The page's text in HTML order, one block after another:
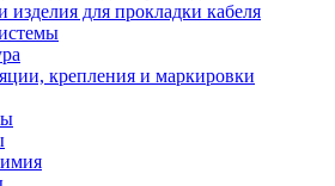
изделия для прокладки кабеля
крепления и маркировки